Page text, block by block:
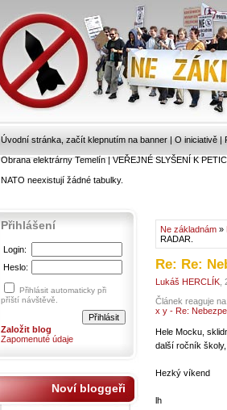
Úvodní stránka, začít klepnutím na banner | O iniciativě |
Obrana elektrárny Temelín|VEŘEJNÉ SLYŠENÍ K
NATO neexistují žádné tabulky.
Ne základnám »
RADAR.
Re: Re:
Lukáš HERCLÍK
Článek reaguje na:
x y - Re:
Hele Mocku,
další ročník
Hezký víkend
lh
Přihlášení
Login:
Heslo:
Přihlásit automaticky při
příští návštěvě.
Založit blog
Zapomenuté údaje
Noví bloggeři